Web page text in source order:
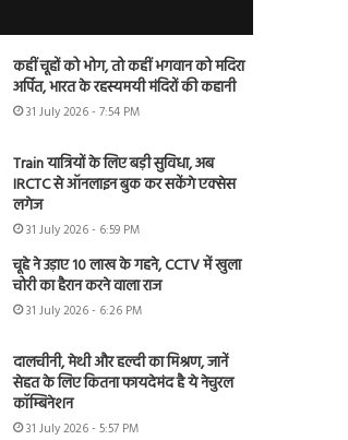
कहीं चूहों को भोग, तो कहीं भगवान को मदिरा
अर्पित, भारत के रहस्यमयी मंदिरों की कहानी
31 July 2026 - 7:54 PM
Train यात्रियों के लिए बड़ी सुविधा, अब
IRCTC से ऑनलाइन बुक कर सकेंगे एक्सेस
लगेज
31 July 2026 - 6:59 PM
चूहे ने उड़ाए 10 लाख के गहने, CCTV में खुला
चोरी का हैरान करने वाला राज
31 July 2026 - 6:26 PM
दालचीनी, मेथी और हल्दी का मिश्रण, जानें
सेहत के लिए कितना फायदेमंद है ये नेचुरल
कॉम्बिनेशन
31 July 2026 - 5:57 PM